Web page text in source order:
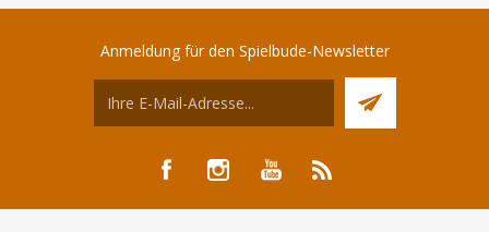
Anmeldung für den Spielbude-Newsletter